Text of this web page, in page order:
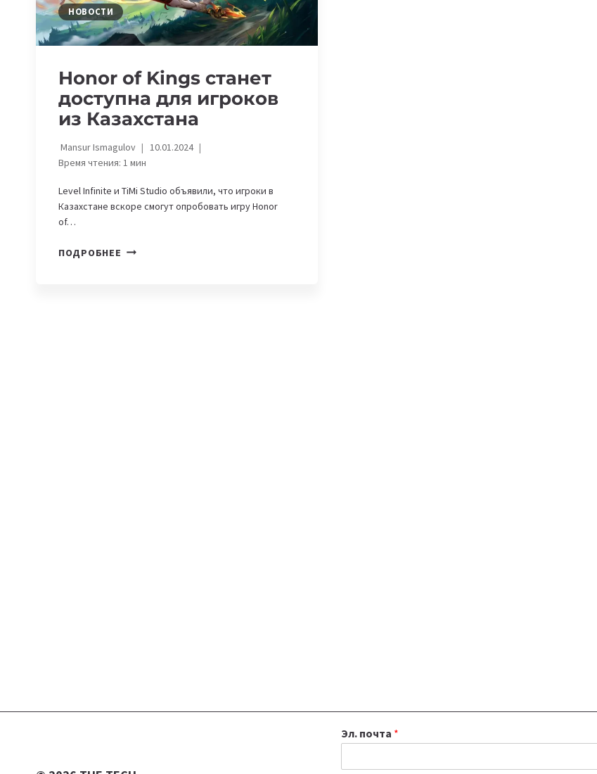
НОВОСТИ
Honor of Kings станет
доступна для игроков
из Казахстана
Mansur Ismagulov
10.01.2024
Время чтения: 1 мин
Level Infinite и TiMi Studio объявили, что игроки в
Казахстане вскоре смогут опробовать игру Honor
of…
ПОДРОБНЕЕ HONOR
Эл. почта *